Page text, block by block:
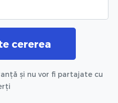
cererea
și nu vor fi partajate cu